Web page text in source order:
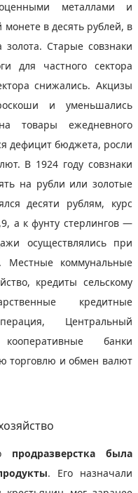
металлами и
в десять рублей, в
Старые совзнаки
для частного сектора
снижались. Акцизы
и уменьшались
товары ежедневного
дефицит бюджета, росли
В 1924 году совзнаки
на рубли или золотые
десяти рублям, курс
а к фунту стерлингов —
осуществлялись при
Местные коммунальные
кредиты сельскому
кредитные
Центральный
банки
торговлю и обмен валют
продразверстка была
. Его назначали